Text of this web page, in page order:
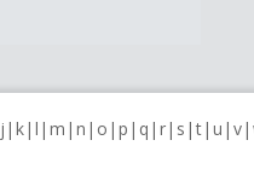
j k l m n o p q r s t u v